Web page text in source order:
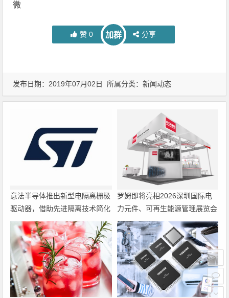
微
赞 0 加群 分享
发布日期：2019年07月02日 所属分类：新闻动态
意法半导体推出新型电隔离栅极
驱动器，借助先进隔离技术简化
电源设计
罗姆即将亮相2026深圳国际电
力元件、可再生能源管理展览会
暨研讨会